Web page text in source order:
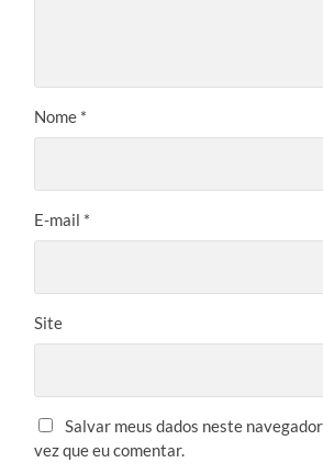
Nome *
E-mail *
Site
Salvar meus dados neste
vez que eu comentar.